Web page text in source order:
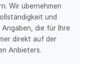
Wir übernehmen
und
die für Ihre
direkt auf der
Anbieters.